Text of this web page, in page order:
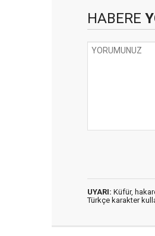
HABERE
UYARI: Küfür,
Türkçe karakter